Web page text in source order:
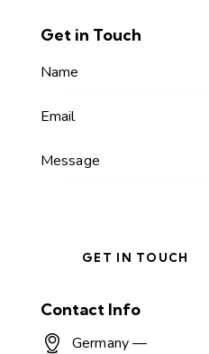
Get in Touch
Contact Info
Germany —